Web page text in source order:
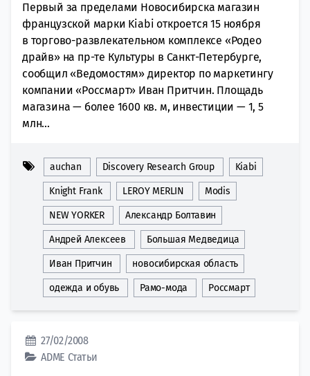
Первый за пределами Новосибирска магазин
французской марки Kiabi откроется 15 ноября
в торгово-развлекательном комплексе «Родео
драйв» на пр-те Культуры в Санкт-Петербурге,
сообщил «Ведомостям» директор по маркетингу
компании «Россмарт» Иван Притчин. Площадь
магазина — более 1600 кв. м, инвестиции — 1, 5
млн...
auchan Discovery Research Group Kiabi
Knight Frank LEROY MERLIN Modis
NEW YORKER Александр Болтавин
Андрей Алексеев Большая Медведица
Иван Притчин новосибирская область
одежда и обувь Рамо-мода Россмарт
27/02/2008
ADME Статьи